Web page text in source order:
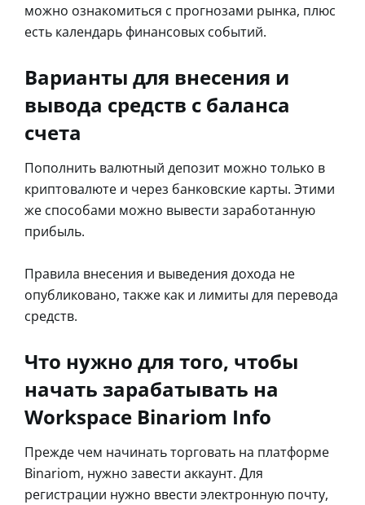
можно ознакомиться с прогнозами рынка, плюс
есть календарь финансовых событий.
Варианты для внесения и
вывода средств с баланса
счета
Пополнить валютный депозит можно только в
криптовалюте и через банковские карты. Этими
же способами можно вывести заработанную
прибыль.
Правила внесения и выведения дохода не
опубликовано, также как и лимиты для перевода
средств.
Что нужно для того, чтобы
начать зарабатывать на
Workspace Binariom Info
Прежде чем начинать торговать на платформе
Binariom, нужно завести аккаунт. Для
регистрации нужно ввести электронную почту,